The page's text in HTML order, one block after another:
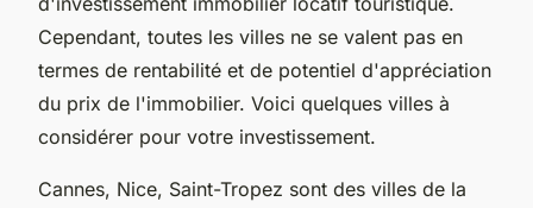
Cependant, toutes les villes ne se valent pas en
termes de rentabilité et de potentiel d'appréciation
du prix de l'immobilier. Voici quelques villes à
considérer pour votre investissement.
Cannes, Nice, Saint-Tropez sont des villes de la